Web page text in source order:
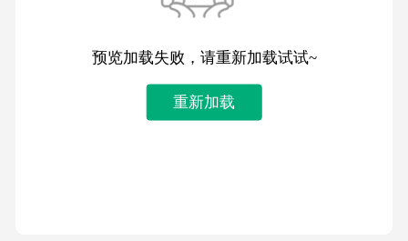
预览加载失败，请重新加载试试~
重新加载